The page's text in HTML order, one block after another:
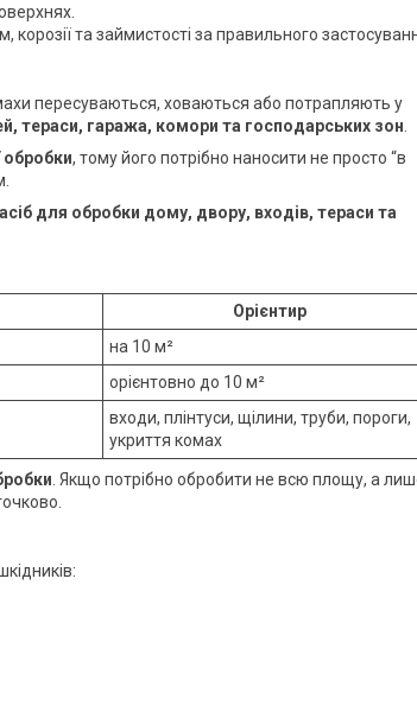
корозії та займистості за правильного
пересуваються, ховаються або потрапляють у
тераси, гаража, комори та господарських зон
обробки, тому його потрібно наносити не просто “в
для обробки дому, двору, входів, тераси та
Орієнтир
на 10 м²
орієнтовно до 10 м²
входи, плінтуси, щілини, труби, пороги,
укриття комах
. Якщо потрібно обробити не всю площу, а